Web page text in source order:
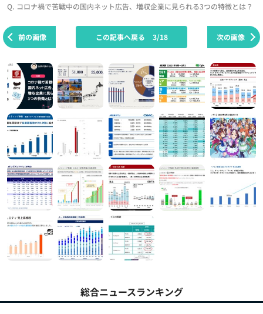
Q. コロナ禍で苦戦中の国内ネット広告、増収企業に見られる3つの特徴とは？
前の画像 次の画像
この記事へ戻る 3/18
総合ニュースランキング